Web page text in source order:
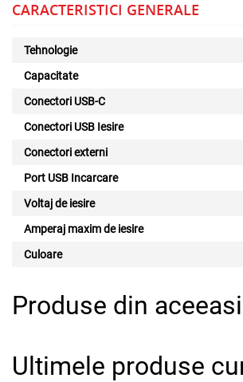
CARACTERISTICI GENERALE
Tehnologie
Capacitate
Conectori USB-C
Conectori USB Iesire
Conectori externi
Port USB Incarcare
Voltaj de iesire
Amperaj maxim de iesire
Culoare
Produse din
Ultimele produse